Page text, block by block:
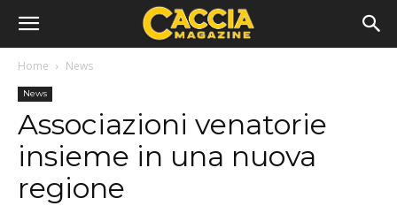
Home News
News
Associazioni venatorie
insieme in una nuova
regione